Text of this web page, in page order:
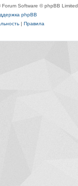
Forum Software © phpBB Limited
phpBB
| Правила